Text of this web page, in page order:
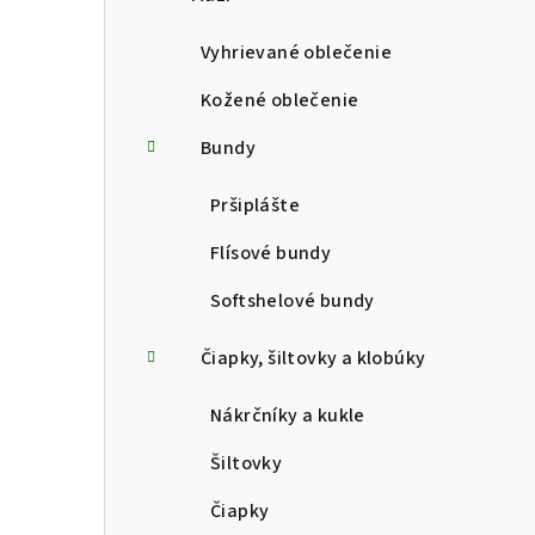
Vyhrievané oblečenie
Kožené oblečenie
Bundy
Pršiplášte
Flísové bundy
Softshelové bundy
Čiapky, šiltovky a klobúky
Nákrčníky a kukle
Šiltovky
Čiapky